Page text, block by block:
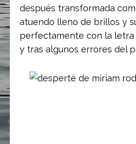
después transformada
atuendo lleno de brillos y
perfectamente con la letra
y tras algunos errores del